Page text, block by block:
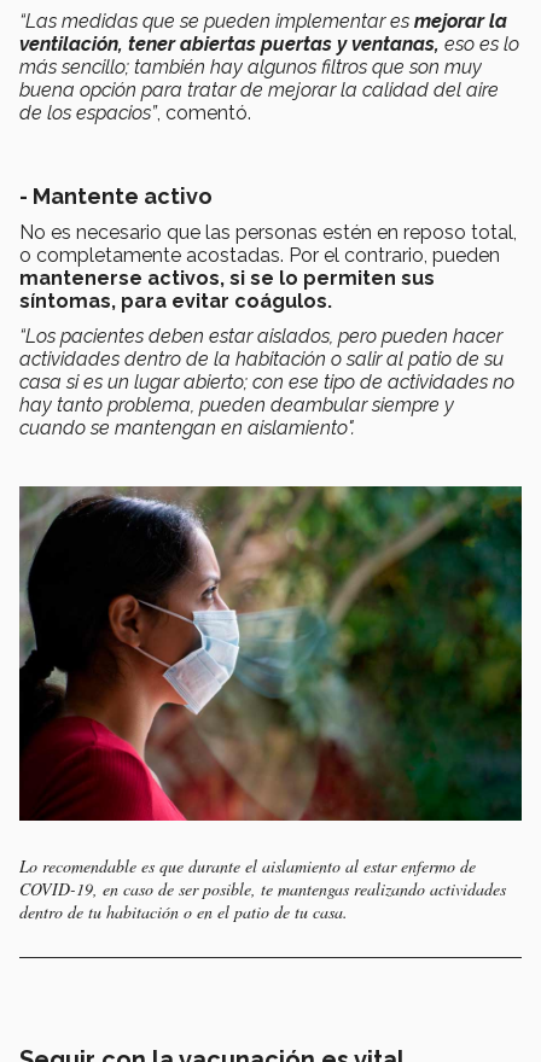
“Las medidas que se pueden implementar es mejorar la
ventilación, tener abiertas puertas y ventanas, eso es lo
más sencillo; también hay algunos filtros que son muy
buena opción para tratar de mejorar la calidad del aire
de los espacios”, comentó.
- Mantente activo
No es necesario que las personas estén en reposo total,
o completamente acostadas. Por el contrario, pueden
mantenerse activos, si se lo permiten sus
síntomas, para evitar coágulos.
“Los pacientes deben estar aislados, pero pueden hacer
actividades dentro de la habitación o salir al patio de su
casa si es un lugar abierto; con ese tipo de actividades no
hay tanto problema, pueden deambular siempre y
cuando se mantengan en aislamiento".
Lo recomendable es que durante el aislamiento al estar enfermo de
COVID-19, en caso de ser posible, te mantengas realizando actividades
dentro de tu habitación o en el patio de tu casa.